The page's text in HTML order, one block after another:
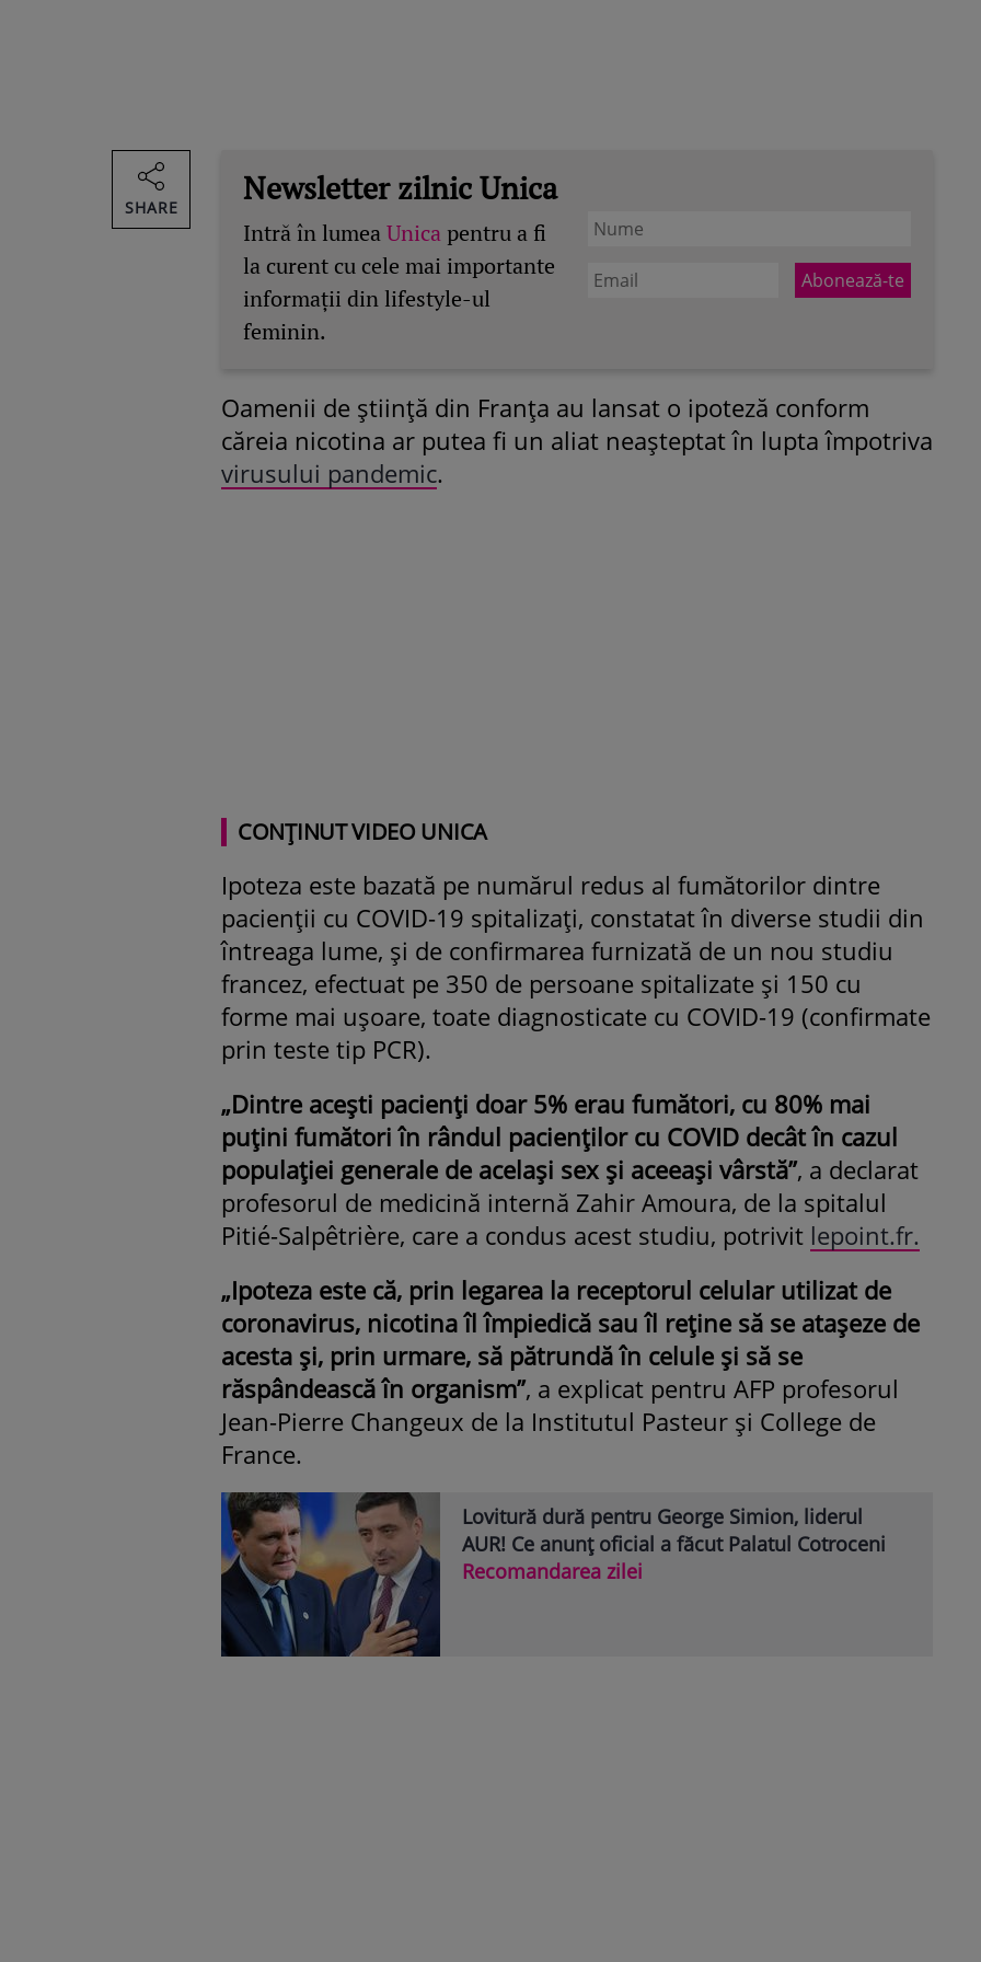
Newsletter zilnic Unica
Intră în lumeaUnica pentru a fi
la curent cu cele mai importante
informații din lifestyle-ul
feminin.
Oamenii de știință din Franța au lansat o ipoteză conform
căreia nicotina ar putea fi un aliat neașteptat în lupta împotriva
virusului pandemic.
CONȚINUT VIDEO UNICA
Ipoteza este bazată pe numărul redus al fumătorilor dintre
pacienţii cu COVID-19 spitalizaţi, constatat în diverse studii din
întreaga lume, şi de confirmarea furnizată de un nou studiu
francez, efectuat pe 350 de persoane spitalizate şi 150 cu
forme mai uşoare, toate diagnosticate cu COVID-19 (confirmate
prin teste tip PCR).
„Dintre aceşti pacienţi doar 5% erau fumători, cu 80% mai
puţini fumători în rândul pacienţilor cu COVID decât în cazul
populaţiei generale de acelaşi sex şi aceeaşi vârstă”, a declarat
profesorul de medicină internă Zahir Amoura, de la spitalul
Pitié-Salpêtrière, care a condus acest studiu, potrivit lepoint.fr.
„Ipoteza este că, prin legarea la receptorul celular utilizat de
coronavirus, nicotina îl împiedică sau îl reţine să se ataşeze de
acesta şi, prin urmare, să pătrundă în celule şi să se
răspândească în organism”, a explicat pentru AFP profesorul
Jean-Pierre Changeux de la Institutul Pasteur şi College de
France.
Lovitură dură pentru George Simion, liderul
AUR! Ce anunț oficial a făcut Palatul Cotroceni
Recomandarea zilei
SHARE